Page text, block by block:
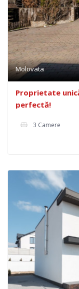
Molovata
Proprietate
perfectă!
3 Camere